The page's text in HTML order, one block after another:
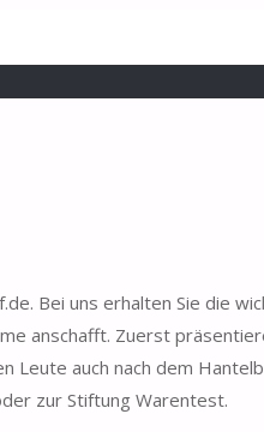
Bei uns erhalten Sie die
anschafft. Zuerst
auch nach dem
zur Stiftung Warentest.